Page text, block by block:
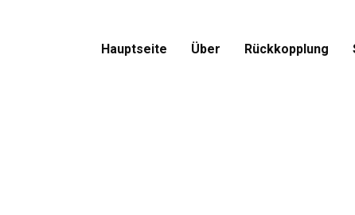
Hauptseite Über Rückkopplung